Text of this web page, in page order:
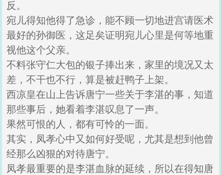
反。
宛儿得知他得了急诊，能不顾一切地进宫请医术
最好的孙御医，这足矣证明宛儿心里是何等地重
视他这个父亲。
不料张守仁大包的银子捧出来，家里的境况又太
差，不干也不行，算是被赶鸭子上架。
西凉皇在山上告诉唐宁一些关于李湛的事，知道
那些事后，她看着李湛叹息了一声。
果然可恨的人，都有可怜的一面。
其实，凤孝心中又如何好受呢，尤其是想到他曾
经那么凶狠的对待唐宁。
凤孝最重要的是李湛血脉的延续，所以在得知唐